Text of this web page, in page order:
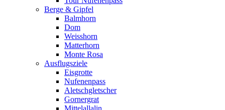
Berge & Gipfel
Balmhorn
Dom
Weisshorn
Matterhorn
Monte Rosa
Ausflugsziele
Eisgrotte
Nufenenpass
Aletschgletscher
Gornergrat
Mittelallalin